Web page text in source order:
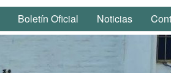
Boletín Oficial Noticias